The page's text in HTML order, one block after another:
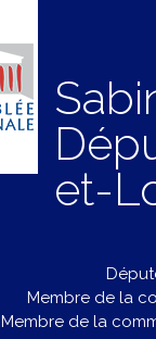
et-
Membre de la
Membre de la